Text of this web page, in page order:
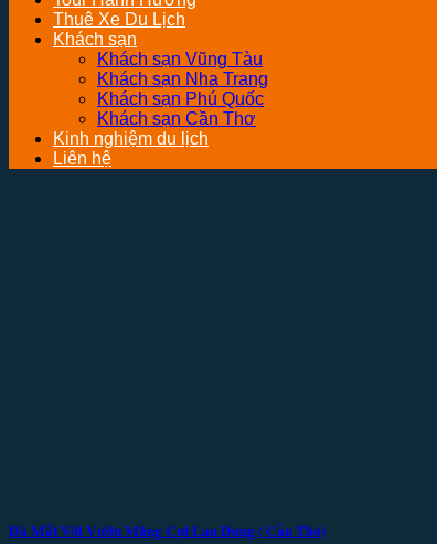
Thuê Xe Du Lịch
Khách sạn
Khách sạn Vũng Tàu
Khách sạn Nha Trang
Khách sạn Phú Quốc
Khách sạn Cần Thơ
Kinh nghiệm du lịch
Liên hệ
Đã Mắt Với Vườn Măng Cụt Lan Dung ( Cần Thơ)